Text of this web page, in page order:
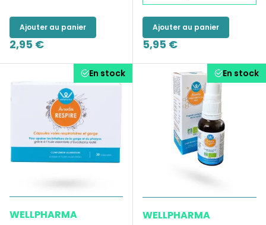
Ajouter au panier
2,95 €
Ajouter au panier
5,95 €
En stock
WELLPHARMA
En stock
WELLPHARMA